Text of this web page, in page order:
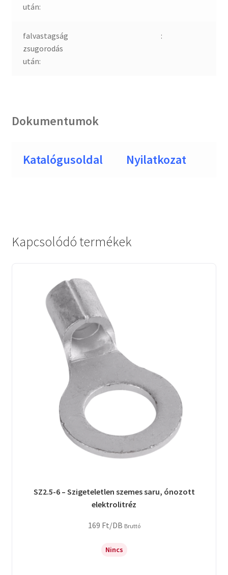
után:
falvastagság
zsugorodás
után:
:
Dokumentumok
Katalógusoldal Nyilatkozat
Kapcsolódó termékek
SZ2.5-6 – Szigeteletlen szemes saru, ónozott
elektrolitréz
169 Ft/DB Bruttó
Nincs